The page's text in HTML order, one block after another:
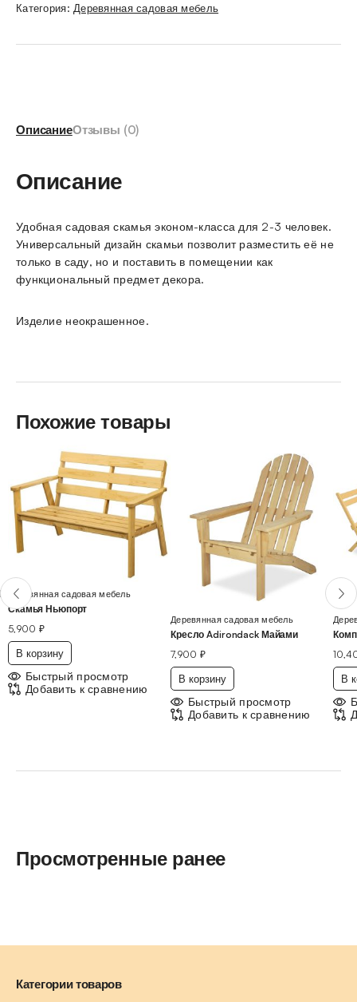
Категория: Деревянная садовая мебель
ОписаниеОтзывы (0)
Описание
Удобная садовая скамья эконом-класса для 2-3 человек.
Универсальный дизайн скамьи позволит разместить её не
только в саду, но и поставить в помещении как
функциональный предмет декора.
Изделие неокрашенное.
Похожие товары
Деревянная садовая мебель
Скамья Ньюпорт
5,900 ₽
В корзину
Быстрый просмотр
Добавить к сравнению
Деревянная садовая мебель
Кресло Adirondack Майами
7,900 ₽
В корзину
Быстрый просмотр
Добавить к сравнению
В
Просмотренные ранее
Категории товаров